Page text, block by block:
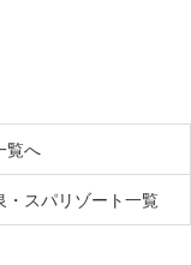
覧へ
スパリゾート一覧